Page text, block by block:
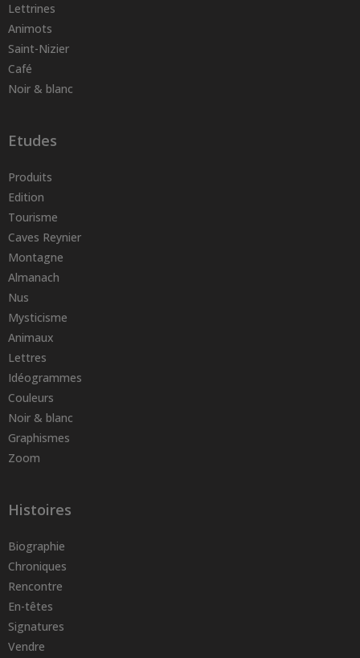
Lettrines
Animots
Saint-Nizier
Café
Noir & blanc
Etudes
Produits
Edition
Tourisme
Caves Reynier
Montagne
Almanach
Nus
Mysticisme
Animaux
Lettres
Idéogrammes
Couleurs
Noir & blanc
Graphismes
Zoom
Histoires
Biographie
Chroniques
Rencontre
En-têtes
Signatures
Vendre